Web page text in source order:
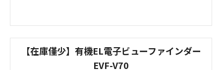
【在庫僅少】有機EL電子ビューファインダー
EVF-V70